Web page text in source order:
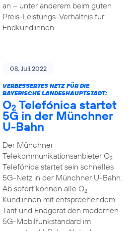
an – unter anderem beim guten
Preis-Leistungs-Verhältnis für
Endkund:innen.
08. Juli 2022
VERBESSERTES NETZ FÜR DIE
BAYERISCHE LANDESHAUPTSTADT:
O2 Telefónica startet
5G in der Münchner
U-Bahn
Der Münchner
Telekommunikationsanbieter O2
Telefónica startet sein schnelles
5G-Netz in der Münchner U-Bahn.
Ab sofort können alle O2
Kund:innen mit entsprechendem
Tarif und Endgerät den modernen
5G-Mobilfunkstandard im